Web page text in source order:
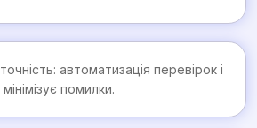
автоматизація перевірок і
помилки.